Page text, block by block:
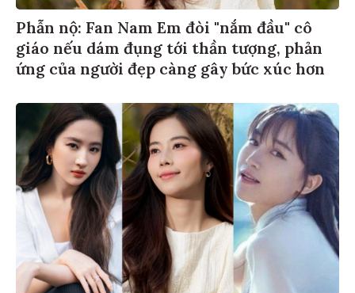
Phẫn nộ: Fan Nam Em đòi "nắm đầu" cô
giáo nếu dám đụng tới thần tượng, phản
ứng của người đẹp càng gây bức xúc hơn